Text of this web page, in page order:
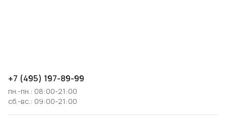
+7 (495) 197-89-99
пн.-пн.: 08:00-21:00
сб.-вс.: 09:00-21:00